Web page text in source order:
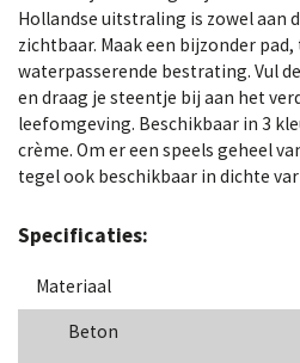
Hollandse uitstraling is zowel aan
zichtbaar. Maak een bijzonder
waterpasserende bestrating. Vul
en draag je steentje bij aan het
leefomgeving. Beschikbaar in 3
crème. Om er een speels geheel
tegel ook beschikbaar in dichte
Specificaties:
Materiaal
Beton